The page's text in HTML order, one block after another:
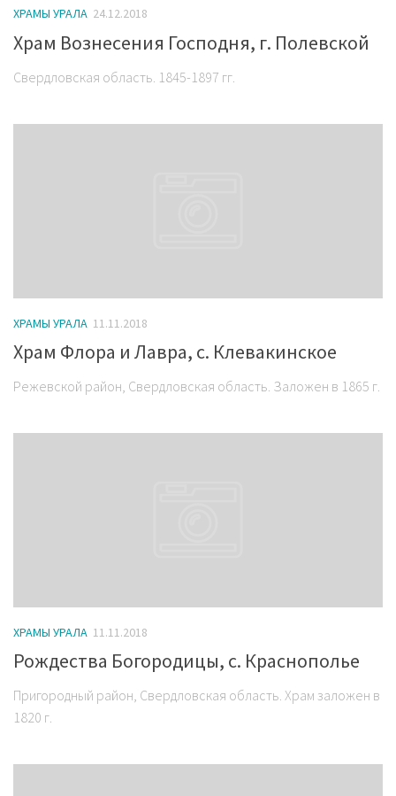
ХРАМЫ УРАЛА 24.12.2018
Храм Вознесения Господня, г. Полевской
Свердловская область. 1845-1897 гг.
ХРАМЫ УРАЛА 11.11.2018
Храм Флора и Лавра, с. Клевакинское
Режевской район, Свердловская область. Заложен в 1865 г.
ХРАМЫ УРАЛА 11.11.2018
Рождества Богородицы, с. Краснополье
Пригородный район, Свердловская область. Храм заложен в
1820 г.